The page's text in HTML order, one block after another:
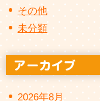
その他
未分類
2026年8月